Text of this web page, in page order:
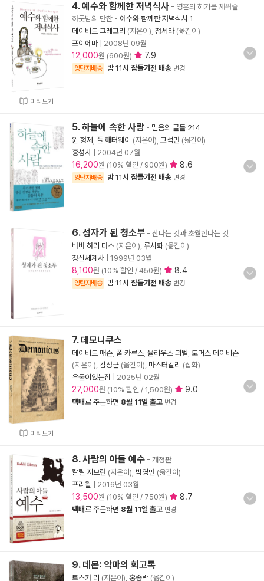
미리보기
4. 예수와 함께한 저녁식사 - 영혼의 허기를 채워줄
하룻밤의 만찬 - 예수와 함께한 저녁식사 1
데이비드 그레고리 (지은이), 정세라(옮긴이)
포이에마| 2008년 09월
12,000원 (600원) 7.9
양탄자배송 밤 11시 잠들기전 배송 변경
5. 하늘에 속한 사람 - 믿음의 글들 214
윈 형제
폴 해터웨이 (지은이), 고석만(옮긴이)
홍성사
2004년 07월
16,200원 (10% 할인 / 900원) 8.6
양탄자배송 밤 11시 잠들기전 배송 변경
6. 성자가 된 청소부 - 산다는 것과 초월한다는 것
바바 하리 다스 (지은이), 류시화 (옮긴이)
정신세계사
1999년 03월
8,100원 (10% 할인 / 450원) 8.4
양탄자배송 밤 11시 잠들기전 배송 변경
미리보기
7. 데모니쿠스
데이비드 매슨 폴 카루스 율리우스 괴벨 토머스 데이비슨
(지은이), 김성균 (옮긴이), 마스터칼리 (삽화)
우물이있는집
2025년 02월
27,000원 (10% 할인 / 1,500원) 9.0
택배로 주문하면 8월 11일 출고 변경
8. 사람의 아들 예수 - 개정판
칼릴 지브란(지은이), 박영만(옮긴이)
프리윌
2016년 03월
13,500원 (10% 할인 / 750원) 8.7
택배로 주문하면 8월 11일 출고 변경
9. 데몬: 악마의 회고록
토스카 리 (지은이), 홍종락 (옮긴이)